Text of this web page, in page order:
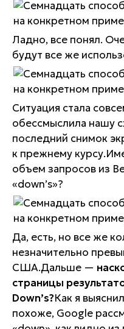
Ладно, все понял.
будут все же
Ситуация стала
обессмыслила нашу
последний снимок
к прежнему
объем запросов из
«down’s»?
Да, есть, но все же
незначительно
США.Дальше —
страницы
Down’s?Как я
похоже, Google